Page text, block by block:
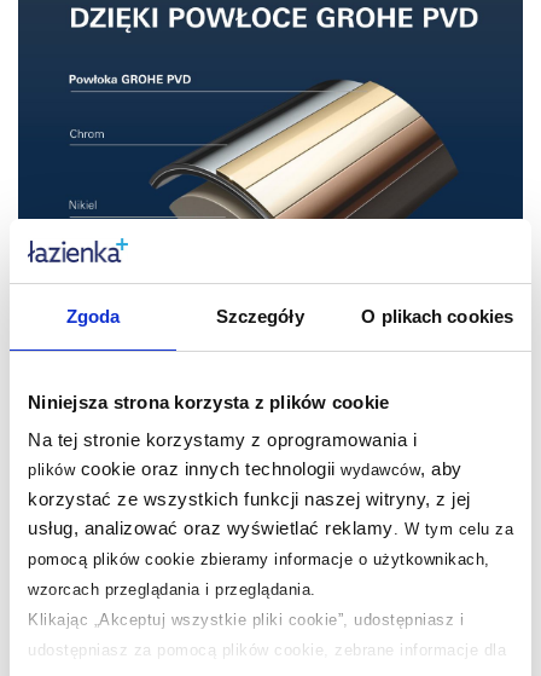
Zgoda Szczegóły O plikach cookies
Niniejsza strona korzysta z plików cookie
Na tej stronie korzystamy z oprogramowania i
plikówcookie oraz innych technologii wydawców, aby
korzystać ze wszystkich funkcji naszej witryny, z jej
usług, analizować oraz wyświetlać reklamy. W tym celu za
pomocą plików cookie zbieramy informacje o użytkownikach,
wzorcach przeglądania i przeglądania.
Klikając „Akceptuj wszystkie pliki cookie”, udostępniasz i
udostępniasz za pomocą plików cookie, zebrane informacje dla
Trwałość i elegancja na lata
Powłoka PVD, którą pokryto ten produkt, wygląda
olśniewająco, jest odporna na uszkodzenia i łatwa
w czyszczeniu. Dzięki temu, nawet po latach użycia
będzie się prezentowała nieskazitelnie!